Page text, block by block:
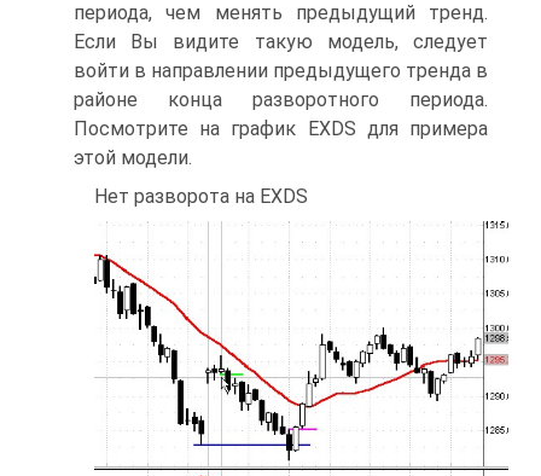
периода, чем менять предыдущий тренд.
Если Вы видите такую модель, следует
войти в направлении предыдущего тренда в
районе конца разворотного периода.
Посмотрите на график EXDS для примера
этой модели.
Нет разворота на EXDS